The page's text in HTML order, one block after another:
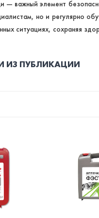
— важный элемент
но и регулярно
ситуациях, сохраняя
ИЗ ПУБЛИКАЦИИ